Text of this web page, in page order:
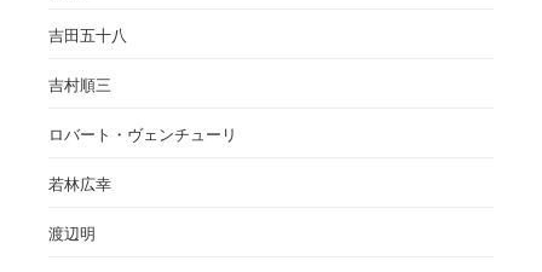
吉田五十八
吉村順三
ロバート・ヴェンチューリ
若林広幸
渡辺明